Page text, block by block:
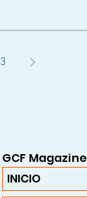
3
GCF Magazine
INICIO